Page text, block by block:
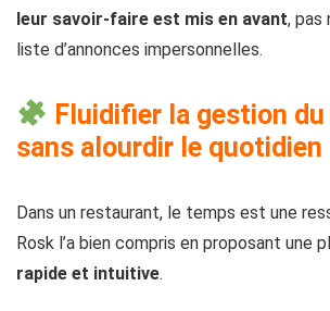
leur savoir-faire est mis en avant, pas
liste d’annonces impersonnelles.
Fluidifier la gestion du
sans alourdir le quotidien
Dans un restaurant, le temps est une
Rosk l’a bien compris en proposant une
rapide et intuitive.